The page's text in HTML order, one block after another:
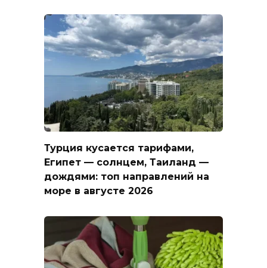
Турция кусается тарифами,
Египет — солнцем, Таиланд —
дождями: топ направлений на
море в августе 2026